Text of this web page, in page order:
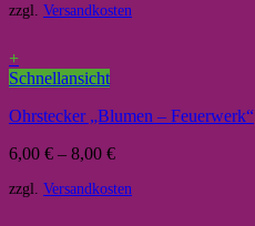
zzgl. Versandkosten
+
Schnellansicht
Ohrstecker „Blumen – Feuerwerk“
6,00 € – 8,00 €
zzgl. Versandkosten